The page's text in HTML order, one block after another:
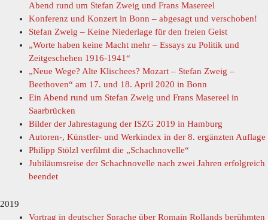
Abend rund um Stefan Zweig und Frans Masereel
Konferenz und Konzert in Bonn – abgesagt und verschoben!
Stefan Zweig – Keine Niederlage für den freien Geist
„Worte haben keine Macht mehr – Essays zu Politik und
Zeitgeschehen 1916-1941“
„Neue Wege? Alte Klischees? Mozart – Stefan Zweig –
Beethoven“ am 17. und 18. April 2020 in Bonn
Ein Abend rund um Stefan Zweig und Frans Masereel in
Saarbrücken
Bilder der Jahrestagung der ISZG 2019 in Hamburg
Autoren-, Künstler- und Werkindex in der 8. ergänzten Auflage
Philipp Stölzl verfilmt die „Schachnovelle“
Jubiläumsreise der Schachnovelle nach zwei Jahren erfolgreich
beendet
2019
Vortrag in deutscher Sprache über Romain Rollands berühmten